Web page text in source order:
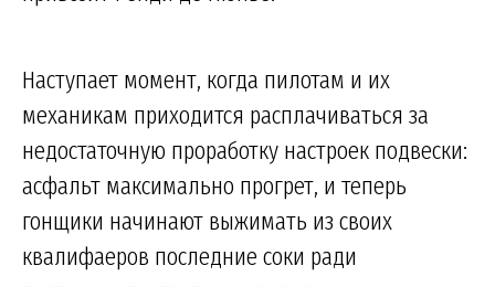
Наступает момент, когда пилотам и их
механикам приходится расплачиваться за
недостаточную проработку настроек подвески:
асфальт максимально прогрет, и теперь
гонщики начинают выжимать из своих
квалифаеров последние соки ради